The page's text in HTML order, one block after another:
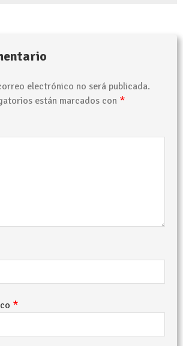
electrónico no será publicada.
están marcados con *
*